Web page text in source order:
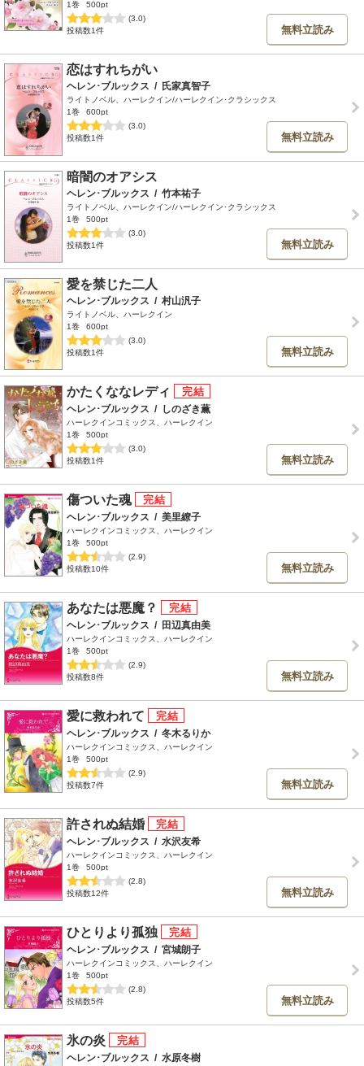
1巻
500pt
(3.0)
投稿数1件
無料立読み
恋はすれちがい
ヘレン･ブルックス / 氏家真智子
ライトノベル、ハーレクイン/ハーレクイン･クラシックス
1巻
600pt
(3.0)
投稿数1件
無料立読み
暗闇のオアシス
ヘレン･ブルックス / 竹本祐子
ライトノベル、ハーレクイン/ハーレクイン･クラシックス
1巻
500pt
(3.0)
投稿数1件
無料立読み
愛を禁じた二人
ヘレン･ブルックス / 村山汎子
ライトノベル、ハーレクイン
1巻
600pt
(3.0)
投稿数1件
無料立読み
かたくななレディ
ヘレン･ブルックス / しのざき薫
ハーレクインコミックス、ハーレクイン
1巻
500pt
(3.0)
投稿数1件
無料立読み
傷ついた魂
ヘレン･ブルックス / 美里繚子
ハーレクインコミックス、ハーレクイン
1巻
500pt
(2.9)
投稿数10件
無料立読み
あなたは悪魔？
ヘレン･ブルックス / 田辺真由美
ハーレクインコミックス、ハーレクイン
1巻
500pt
(2.9)
投稿数8件
無料立読み
愛に救われて
ヘレン･ブルックス / 冬木るりか
ハーレクインコミックス、ハーレクイン
1巻
500pt
(2.9)
投稿数7件
無料立読み
許されぬ結婚
ヘレン･ブルックス / 水沢友希
ハーレクインコミックス、ハーレクイン
1巻
500pt
(2.8)
投稿数12件
無料立読み
ひとりより孤独
ヘレン･ブルックス / 宮城朗子
ハーレクインコミックス、ハーレクイン
1巻
500pt
(2.8)
投稿数5件
無料立読み
氷の炎
ヘレン･ブルックス / 水原冬樹